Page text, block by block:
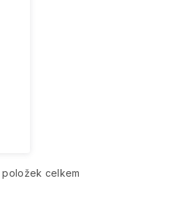
O
položek celkem